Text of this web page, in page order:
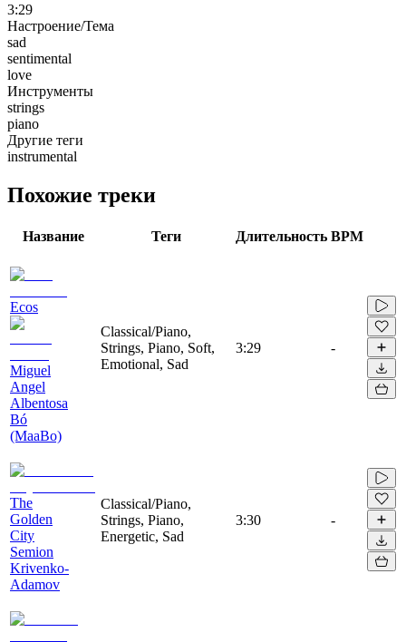
3:29
Настроение/Тема
sad
sentimental
love
Инструменты
strings
piano
Другие теги
instrumental
Похожие треки
Название Теги Длительность BPM
Ecos
Miguel
Angel
Albentosa
Bó
(MaaBo)
Classical/Piano,
Strings, Piano, Soft,
Emotional, Sad
3:29 -
The
Golden
City
Semion
Krivenko-
Adamov
Classical/Piano,
Strings, Piano,
Energetic, Sad
3:30 -